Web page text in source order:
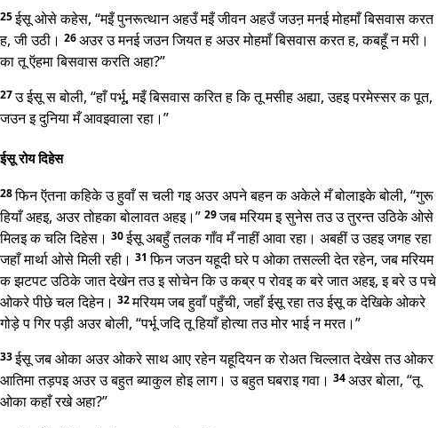
25ईसू ओसे कहेस, “मइँ पुनरूत्थान अहउँ मइँ जीवन अहउँ जउऩ मनई मोहमाँ बिसवास करत
ह, जी उठी। 26अउर उ मनई जउन जियत ह अउर मोहमाँ बिसवास करत ह, कबहूँ न मरी।
का तू ऍहमा बिसवास करति अहा?”
27उ ईसू स बोली, “हाँ पर्भू, मइँ बिसवास करित ह कि तू मसीह अह्या, उहइ परमेस्सर क पूत,
जउन इ दुनिया मँ आवइवाला रहा।”
ईसू रोय दिहेस
28फिन ऍतना कहिके उ हुवाँ स चली गइ अउर अपने बहन क अकेले मँ बोलाइके बोली, “गुरू
हियाँ अहइ, अउर तोहका बोलावत अहइ।” 29जब मरियम इ सुनेस तउ उ तुरन्त उठिके ओसे
मिलइ क चलि दिहेस। 30ईसू अबहुँ तलक गाँव मँ नाहीं आवा रहा। अबहीं उ उहइ जगह रहा
जहाँ मार्था ओसे मिली रही। 31फिन जउन यहूदी घरे प ओका तसल्ली देत रहेन, जब मरियम
क झटपट उठिके जात देखेन तउ इ सोचेन कि उ कब्र प रोवइ क बरे जात अहइ, इ बरे उ पचे
ओकरे पीछे चल दिहेन। 32मरियम जब हुवाँ पहुँची, जहाँ ईसू रहा तउ ईसू क देखिके ओकरे
गोड़े प गिर पड़ी अउर बोली, “पर्भू जदि तू हियाँ होत्या तउ मोर भाई न मरत।”
33ईसू जब ओका अउर ओकरे साथ आए रहेन यहूदियन क रोअत चिल्लात देखेस तउ ओकर
आतिमा तड़पइ अउर उ बहुत ब्याकुल होइ लाग। उ बहुत घबराइ गवा। 34अउर बोला, “तू
ओका कहाँ रखे अहा?”